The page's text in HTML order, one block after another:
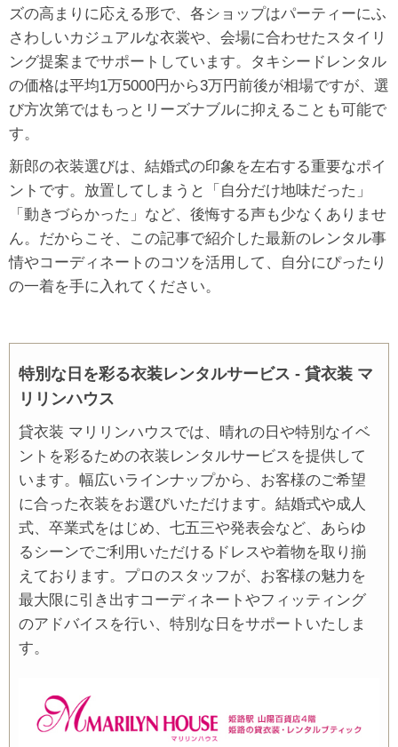
ズの高まりに応える形で、各ショップはパーティーにふ
さわしいカジュアルな衣裳や、会場に合わせたスタイリ
ング提案までサポートしています。タキシードレンタル
の価格は平均1万5000円から3万円前後が相場ですが、選
び方次第ではもっとリーズナブルに抑えることも可能で
す。
新郎の衣装選びは、結婚式の印象を左右する重要なポイ
ントです。放置してしまうと「自分だけ地味だった」
「動きづらかった」など、後悔する声も少なくありませ
ん。だからこそ、この記事で紹介した最新のレンタル事
情やコーディネートのコツを活用して、自分にぴったり
の一着を手に入れてください。
特別な日を彩る衣装レンタルサービス - 貸衣装 マ
リリンハウス
貸衣装 マリリンハウスでは、晴れの日や特別なイベ
ントを彩るための衣装レンタルサービスを提供して
います。幅広いラインナップから、お客様のご希望
に合った衣装をお選びいただけます。結婚式や成人
式、卒業式をはじめ、七五三や発表会など、あらゆ
るシーンでご利用いただけるドレスや着物を取り揃
えております。プロのスタッフが、お客様の魅力を
最大限に引き出すコーディネートやフィッティング
のアドバイスを行い、特別な日をサポートいたしま
す。